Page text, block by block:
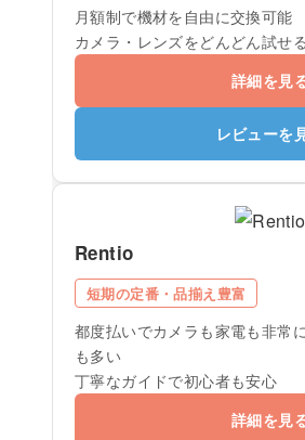
月額制で機材を自由に交換可能
カメラ・レンズをどんどん試せ
詳細を見
レビューを
Rentio
短期の定番・品揃え豊富
都度払いでカメラも家電も非常
も多い
丁寧なガイドで初心者も安心
詳細を見